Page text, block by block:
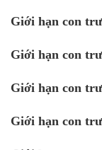
Giới hạn con
Giới hạn con
Giới hạn con
Giới hạn con